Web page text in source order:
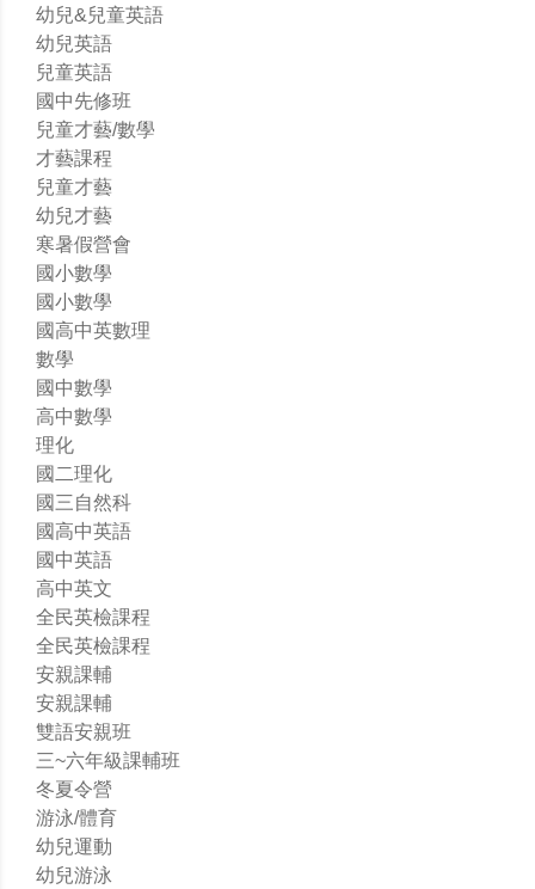
幼兒&兒童英語
幼兒英語
兒童英語
國中先修班
兒童才藝/數學
才藝課程
兒童才藝
幼兒才藝
寒暑假營會
國小數學
國小數學
國高中英數理
數學
國中數學
高中數學
理化
國二理化
國三自然科
國高中英語
國中英語
高中英文
全民英檢課程
全民英檢課程
安親課輔
安親課輔
雙語安親班
三~六年級課輔班
冬夏令營
游泳/體育
幼兒運動
幼兒游泳